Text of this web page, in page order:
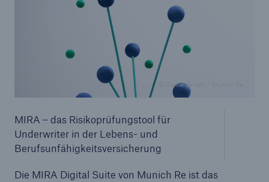
© Daniel Grizelj / Munich Re
MIRA – das Risikoprüfungstool für
Underwriter in der Lebens- und
Berufsunfähigkeitsversicherung
Die MIRA Digital Suite von Munich Re ist das